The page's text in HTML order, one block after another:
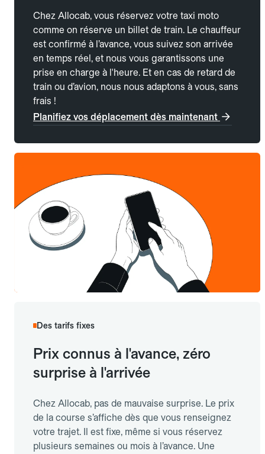
Chez Allocab, vous réservez votre taxi moto
comme on réserve un billet de train. Le chauffeur
est confirmé à l’avance, vous suivez son arrivée
en temps réel, et nous vous garantissons une
prise en charge à l'heure. Et en cas de retard de
train ou d’avion, nous nous adaptons à vous, sans
frais !
Planifiez vos déplacement dès maintenant
Des tarifs fixes
Prix connus à l'avance, zéro
surprise à l'arrivée
Chez Allocab, pas de mauvaise surprise. Le prix
de la course s’affiche dès que vous renseignez
votre trajet. Il est fixe, même si vous réservez
plusieurs semaines ou mois à l’avance. Une